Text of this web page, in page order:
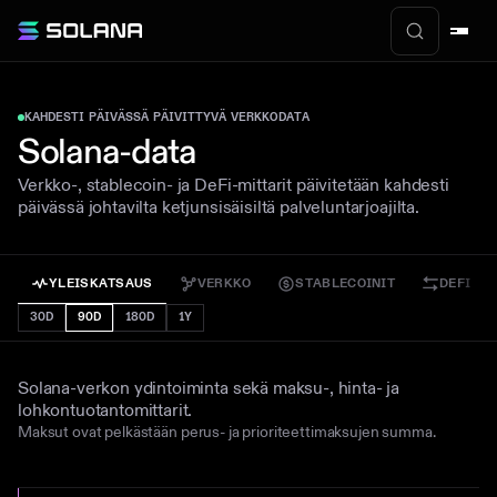
KAHDESTI PÄIVÄSSÄ PÄIVITTYVÄ VERKKODATA
Solana-data
Verkko-, stablecoin- ja DeFi-mittarit päivitetään kahdesti
päivässä johtavilta ketjunsisäisiltä palveluntarjoajilta.
YLEISKATSAUS VERKKO STABLECOINIT DEFI
30D 90D 180D 1Y
Yleiskatsaus
Solana-verkon ydintoiminta sekä maksu-, hinta- ja
lohkontuotantomittarit.
Maksut ovat pelkästään perus- ja prioriteettimaksujen summa.